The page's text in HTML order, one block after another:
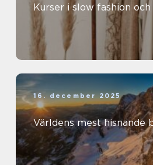
Kurser i slow fashion
16. december 2025
Världens mest hisnande